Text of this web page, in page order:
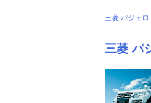
三菱 パジェ
三菱 パ